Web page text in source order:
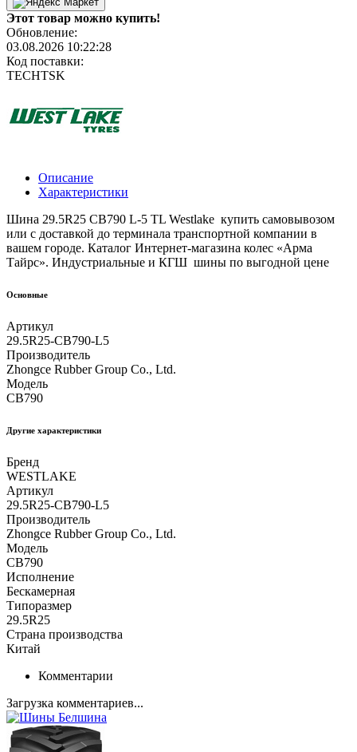
Этот товар можно купить!
Обновление:
03.08.2026 10:22:28
Код поставки:
TECHTSK
Описание
Характеристики
Шина 29.5R25 CB790 L-5 TL Westlake купить самовывозом
или с доставкой до терминала транспортной компании в
вашем городе. Каталог Интернет-магазина колес «Арма
Тайрс». Индустриальные и КГШ шины по выгодной цене
Основные
Артикул
29.5R25-CB790-L5
Производитель
Zhongce Rubber Group Co., Ltd.
Модель
CB790
Другие xарактеристики
Бренд
WESTLAKE
Артикул
29.5R25-CB790-L5
Производитель
Zhongce Rubber Group Co., Ltd.
Модель
CB790
Исполнение
Бескамерная
Типоразмер
29.5R25
Страна производства
Китай
Комментарии
Загрузка комментариев...